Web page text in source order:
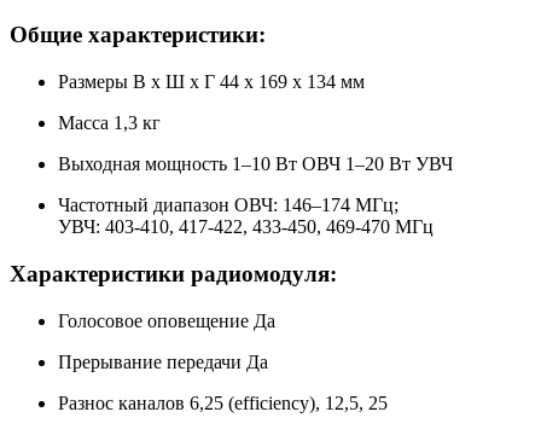
Общие характеристики:
Размеры В х Ш х Г 44 x 169 x 134 мм
Масса 1,3 кг
Выходная мощность 1–10 Вт ОВЧ 1–20 Вт УВЧ
Частотный диапазон ОВЧ: 146–174 МГц;
УВЧ: 403-410, 417-422, 433-450, 469-470 МГц
Характеристики радиомодуля:
Голосовое оповещение Да
Прерывание передачи Да
Разнос каналов 6,25 (efficiency), 12,5, 25